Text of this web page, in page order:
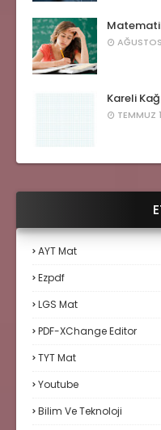
Kareli
TEMMUZ
AYT Mat
Ezpdf
LGS Mat
PDF-XChange Editor
TYT Mat
Youtube
Bilim Ve Teknoloji